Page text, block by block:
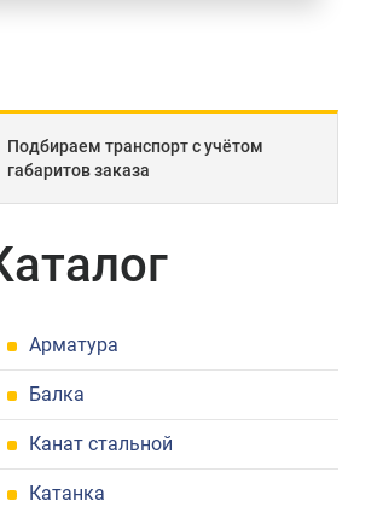
Подбираем транспорт с учётом
габаритов заказа
Арматура
Балка
Канат стальной
Катанка